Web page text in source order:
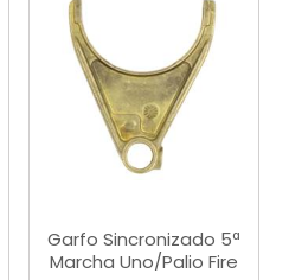
Garfo Sincronizado 5ª
Marcha Uno/Palio Fire